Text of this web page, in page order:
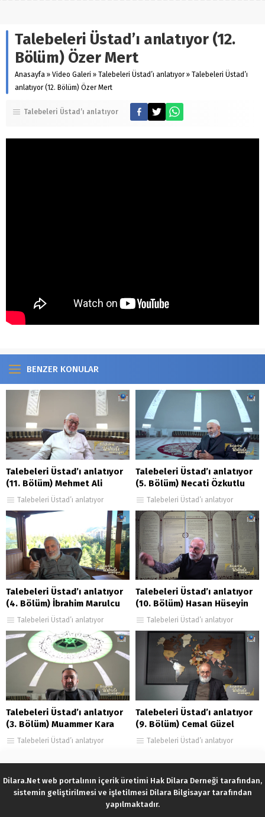
Talebeleri Üstad’ı anlatıyor (12.
Bölüm) Özer Mert
Anasayfa » Video Galeri » Talebeleri Üstad’ı anlatıyor » Talebeleri Üstad’ı
anlatıyor (12. Bölüm) Özer Mert
Talebeleri Üstad’ı anlatıyor
BENZER KONULAR
Talebeleri Üstad’ı anlatıyor
(11. Bölüm) Mehmet Ali
Tokoğlu
Talebeleri Üstad’ı anlatıyor
Talebeleri Üstad’ı anlatıyor
(5. Bölüm) Necati Özkutlu
Talebeleri Üstad’ı anlatıyor
Talebeleri Üstad’ı anlatıyor
(4. Bölüm) İbrahim Marulcu
Talebeleri Üstad’ı anlatıyor
Talebeleri Üstad’ı anlatıyor
(10. Bölüm) Hasan Hüseyin
Yılmazer
Talebeleri Üstad’ı anlatıyor
Talebeleri Üstad’ı anlatıyor
(3. Bölüm) Muammer Kara
Talebeleri Üstad’ı anlatıyor
Talebeleri Üstad’ı anlatıyor
(9. Bölüm) Cemal Güzel
Talebeleri Üstad’ı anlatıyor
Dilara.Net web portalının içerik üretimi Hak Dilara Derneği tarafından,
sistemin geliştirilmesi ve işletilmesi Dilara Bilgisayar tarafından
yapılmaktadır.